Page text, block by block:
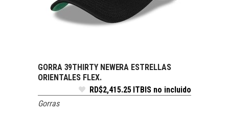
SELECCIONAR OPCIONES
GORRA 39THIRTY NEWERA ESTRELLAS
ORIENTALES FLEX.
RD$2,415.25 ITBIS no incluido
Gorras